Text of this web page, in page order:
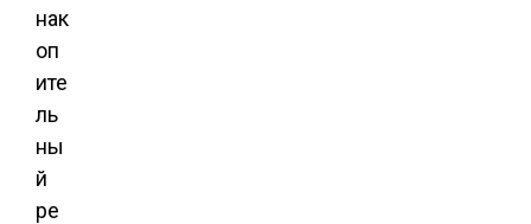
нак
оп
ите
ль
ны
й
ре